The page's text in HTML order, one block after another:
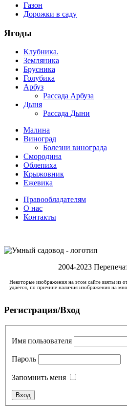
Газон
Дорожки в саду
Ягоды
Клубника.
Земляника
Брусника
Голубика
Арбуз
Рассада Арбуза
Дыня
Рассада Дыни
Малина
Виноград
Болезни винограда
Смородина
Облепиха
Крыжовник
Ежевика
Правообладателям
О нас
Контакты
2004-2023
Некоторые изображения на этом сайте взяты из
удаётся, по причине наличия изображения на
Регистрация/Вход
Имя пользователя
Пароль
Запомнить меня